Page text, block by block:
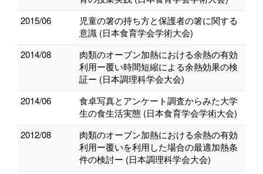
2015/06
児童の箸の持ち方と保護者の箸に関する
意識 (日本食育学会学術大会)
2014/08
肉類のオーブン加熱における余熱の有効
利用ー覆い時間短縮による余熱効果の検
証ー (日本調理科学会大会)
2014/06
食卓写真とアンケート調査からみた大学
生の食生活実態 (日本食育学会学術大会)
2012/08
肉類のオーブン加熱における余熱の有効
利用ー覆いを利用した場合の最適加熱条
件の検討ー (日本調理科学会大会)